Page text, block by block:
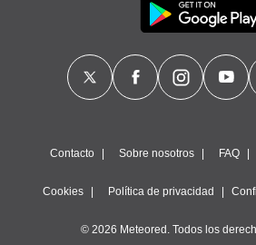
Contacto Sobre nosotros FAQ
Cookies Política de privacidad
© 2026 Meteored. Todos los